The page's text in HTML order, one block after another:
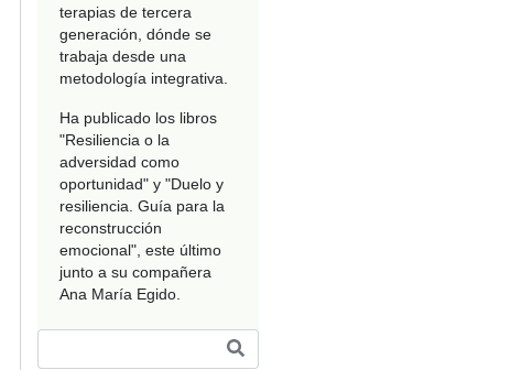
terapias de tercera
generación, dónde se
trabaja desde una
metodología integrativa.
Ha publicado los libros
"Resiliencia o la
adversidad como
oportunidad" y "Duelo y
resiliencia. Guía para la
reconstrucción
emocional", este último
junto a su compañera
Ana María Egido.